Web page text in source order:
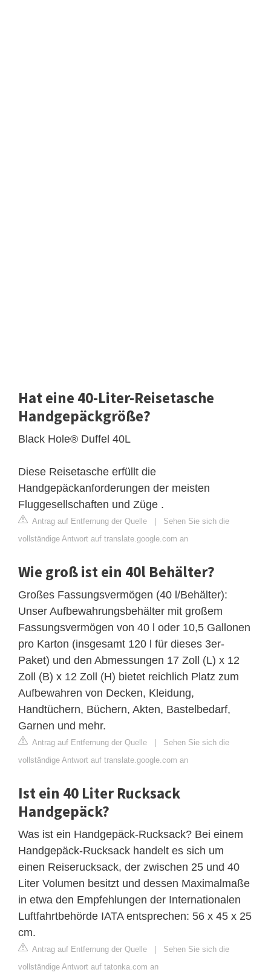
Hat eine 40-Liter-Reisetasche
Handgepäckgröße?
Black Hole® Duffel 40L
Diese Reisetasche erfüllt die
Handgepäckanforderungen der meisten
Fluggesellschaften und Züge .
Antrag auf Entfernung der Quelle | Sehen Sie sich die
vollständige Antwort auf translate.google.com an
Wie groß ist ein 40l Behälter?
Großes Fassungsvermögen (40 l/Behälter):
Unser Aufbewahrungsbehälter mit großem
Fassungsvermögen von 40 l oder 10,5 Gallonen
pro Karton (insgesamt 120 l für dieses 3er-
Paket) und den Abmessungen 17 Zoll (L) x 12
Zoll (B) x 12 Zoll (H) bietet reichlich Platz zum
Aufbewahren von Decken, Kleidung,
Handtüchern, Büchern, Akten, Bastelbedarf,
Garnen und mehr.
Antrag auf Entfernung der Quelle | Sehen Sie sich die
vollständige Antwort auf translate.google.com an
Ist ein 40 Liter Rucksack
Handgepäck?
Was ist ein Handgepäck-Rucksack? Bei einem
Handgepäck-Rucksack handelt es sich um
einen Reiserucksack, der zwischen 25 und 40
Liter Volumen besitzt und dessen Maximalmaße
in etwa den Empfehlungen der Internationalen
Luftfahrtbehörde IATA entsprechen: 56 x 45 x 25
cm.
Antrag auf Entfernung der Quelle | Sehen Sie sich die
vollständige Antwort auf tatonka.com an